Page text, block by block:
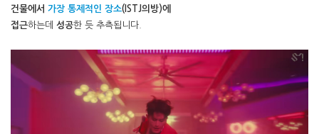
건물에서 가장 통제적인 장소(ISTJ의방)에
접근하는데 성공한 듯 추측됩니다.